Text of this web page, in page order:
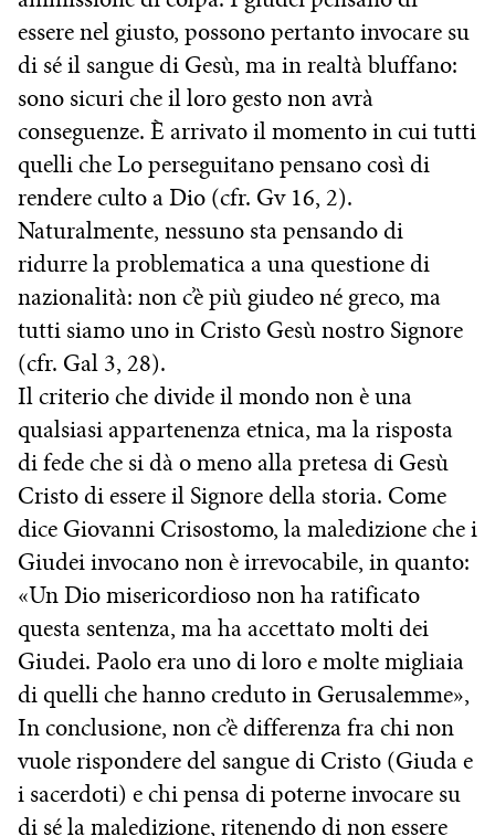
essere nel giusto, possono pertanto invocare su
di sé il sangue di Gesù, ma in realtà bluffano:
sono sicuri che il loro gesto non avrà
conseguenze. È arrivato il momento in cui tutti
quelli che Lo perseguitano pensano così di
rendere culto a Dio (cfr. Gv 16, 2).
Naturalmente, nessuno sta pensando di
ridurre la problematica a una questione di
nazionalità: non c’è più giudeo né greco, ma
tutti siamo uno in Cristo Gesù nostro Signore
(cfr. Gal 3, 28).
Il criterio che divide il mondo non è una
qualsiasi appartenenza etnica, ma la risposta
di fede che si dà o meno alla pretesa di Gesù
Cristo di essere il Signore della storia. Come
dice Giovanni Crisostomo, la maledizione che i
Giudei invocano non è irrevocabile, in quanto:
«Un Dio misericordioso non ha ratificato
questa sentenza, ma ha accettato molti dei
Giudei. Paolo era uno di loro e molte migliaia
di quelli che hanno creduto in Gerusalemme»,
In conclusione, non c’è differenza fra chi non
vuole rispondere del sangue di Cristo (Giuda e
i sacerdoti) e chi pensa di poterne invocare su
di sé la maledizione, ritenendo di non essere